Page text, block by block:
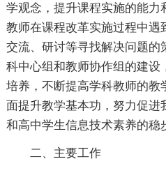
学观念，提升课程实施的能力
教师在课程改革实施过程中遇
交流、研讨等寻找解决问题的
科中心组和教师协作组的建设
培养，不断提高学科教师的教
面提升教学基本功，努力促进
和高中学生信息技术素养的稳
二、主要工作